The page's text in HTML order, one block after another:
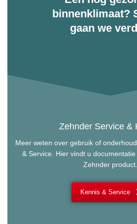
binnenklimaat?
gaan we
Zehnder Service &
Meer weten over gebruik of
& Service. Hier vindt u
Zehnder product.
Kennis & Service